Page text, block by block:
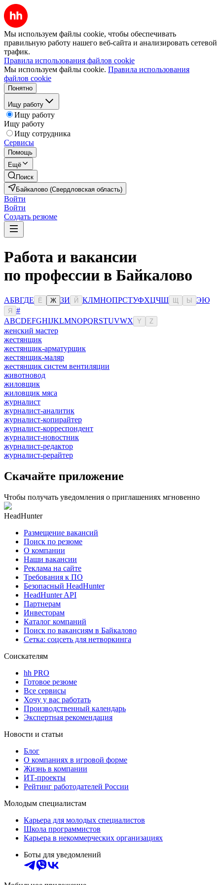
Мы используем файлы cookie, чтобы обеспечивать
правильную работу нашего веб-сайта и анализировать сетевой
трафик.
Правила использования файлов cookie
Мы используем файлы cookie. Правила использования
файлов cookie
Понятно
Ищу работу
Ищу работу
Ищу работу
Ищу сотрудника
Сервисы
Помощь
Ещё
Поиск
Байкалово (Свердловская область)
Войти
Войти
Создать резюме
Работа и вакансии
по профессии в Байкалово
АБВГДЕ Ё Ж ЗИ Й КЛМНОПРСТУФХЦЧШ Ы ЭЮ
Я
#
ABCDEFGHIJKLMNOPQRSTUVWX Y Z
женский мастер
жестянщик
жестянщик-арматурщик
жестянщик-маляр
жестянщик систем вентиляции
животновод
жиловщик
жиловщик мяса
журналист
журналист-аналитик
журналист-копирайтер
журналист-корреспондент
журналист-новостник
журналист-редактор
журналист-рерайтер
Скачайте приложение
Чтобы получать уведомления о приглашениях мгновенно
HeadHunter
Размещение вакансий
Поиск по резюме
О компании
Наши вакансии
Реклама на сайте
Требования к ПО
Безопасный HeadHunter
HeadHunter API
Партнерам
Инвесторам
Каталог компаний
Поиск по вакансиям в Байкалово
Сетка: соцсеть для нетворкинга
Соискателям
hh PRO
Готовое резюме
Все сервисы
Хочу у вас работать
Производственный календарь
Экспертная рекомендация
Новости и статьи
Блог
О компаниях в игровой форме
Жизнь в компании
ИТ-проекты
Рейтинг работодателей России
Молодым специалистам
Карьера для молодых специалистов
Школа программистов
Карьера в некоммерческих организациях
Боты для уведомлений